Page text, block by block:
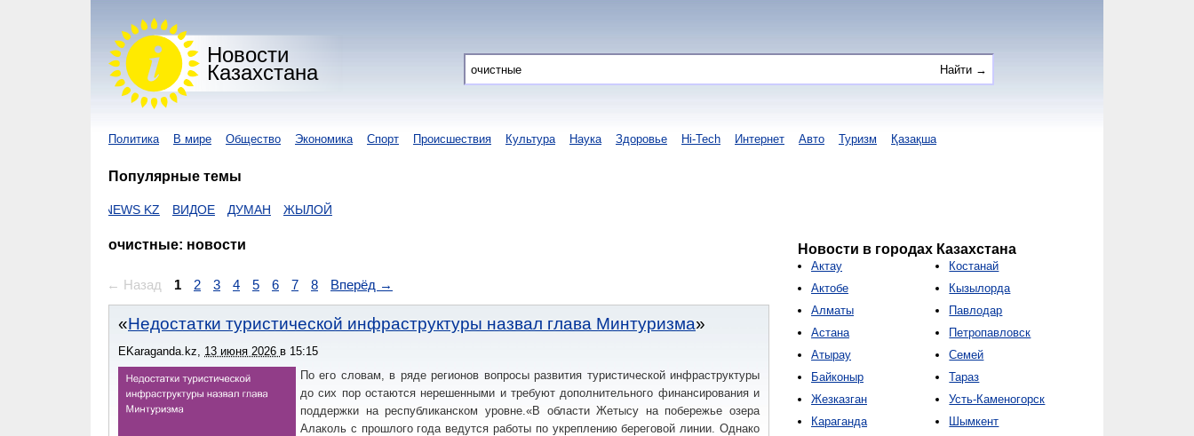
Новости
Казахстана
Политика В мире Общество Экономика Спорт Происшествия Культура Наука Здоровье Hi-Tech Интернет Авто Туризм Қазақша
Популярные темы
ВИДОЕ ДУМАН ЖЫЛОЙ
очистные: новости
← Назад 1 2 3 4 5 6 7 8 Вперёд →
Недостатки туристической инфраструктуры назвал глава Минтуризма
EKaraganda.kz, 13 июня 2026 в 15:15
По его словам, в ряде регионов вопросы развития туристической инфраструктуры
до сих пор остаются нерешенными и требуют дополнительного финансирования и
поддержки на республиканском уровне.«В области Жетысу на побережье озера
Алаколь с прошлого года ведутся работы по укреплению береговой линии. Однако
Новости в городах Казахстана
Актау
Актобе
Алматы
Астана
Атырау
Байконыр
Жезказган
Караганда
Костанай
Кызылорда
Павлодар
Петропавловск
Семей
Тараз
Усть-Каменогорск
Шымкент